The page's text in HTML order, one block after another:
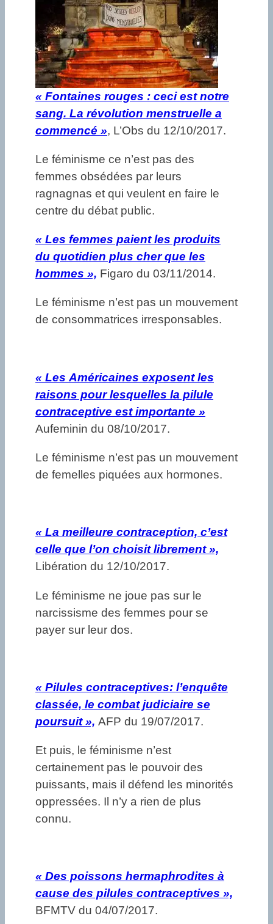
« Fontaines rouges : ceci est notre
sang. La révolution menstruelle a
commencé », L’Obs du 12/10/2017.
Le féminisme ce n’est pas des
femmes obsédées par leurs
ragnagnas et qui veulent en faire le
centre du débat public.
« Les femmes paient les produits
du quotidien plus cher que les
hommes », Figaro du 03/11/2014.
Le féminisme n’est pas un mouvement
de consommatrices irresponsables.
« Les Américaines exposent les
raisons pour lesquelles la pilule
contraceptive est importante »
Aufeminin du 08/10/2017.
Le féminisme n’est pas un mouvement
de femelles piquées aux hormones.
« La meilleure contraception, c’est
celle que l’on choisit librement »,
Libération du 12/10/2017.
Le féminisme ne joue pas sur le
narcissisme des femmes pour se
payer sur leur dos.
« Pilules contraceptives: l’enquête
classée, le combat judiciaire se
poursuit », AFP du 19/07/2017.
Et puis, le féminisme n’est
certainement pas le pouvoir des
puissants, mais il défend les minorités
oppressées. Il n’y a rien de plus
connu.
« Des poissons hermaphrodites à
cause des pilules contraceptives »,
BFMTV du 04/07/2017.